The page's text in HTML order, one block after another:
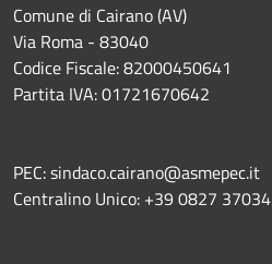
Comune di Cairano (AV)
Via Roma - 83040
Codice Fiscale: 82000450641
Partita IVA: 01721670642
PEC: sindaco.cairano@asmepec.it
Centralino Unico: +39 0827 37034